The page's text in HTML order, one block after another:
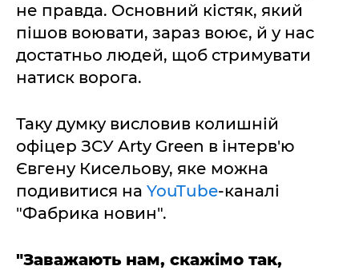
не правда. Основний кістяк, який
пішов воювати, зараз воює, й у нас
достатньо людей, щоб стримувати
натиск ворога.
Таку думку висловив колишній
офіцер ЗСУ Arty Green в інтерв'ю
Євгену Кисельову, яке можна
подивитися на YouTube-каналі
"Фабрика новин".
"Заважають нам, скажімо так,